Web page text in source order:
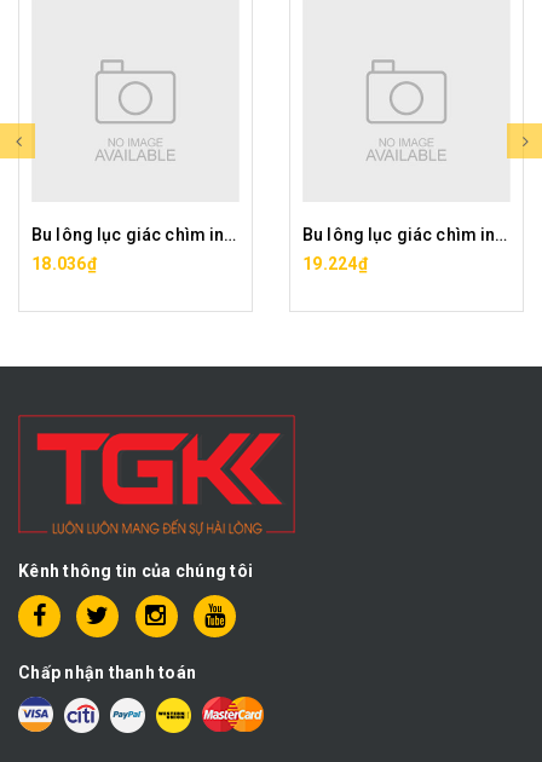
Bu lông lục giác chìm inox 316-M12x20
18.036₫
Bu lông lục giác chìm inox 316-M12x25
19.224₫
Kênh thông tin của chúng tôi
Chấp nhận thanh toán